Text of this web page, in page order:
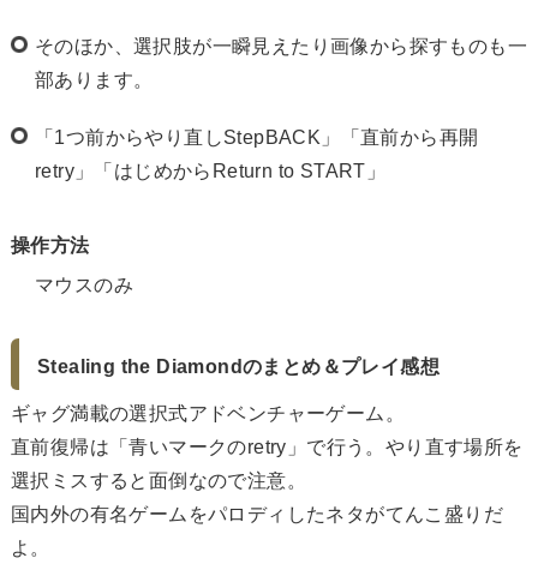
そのほか、選択肢が一瞬見えたり画像から探すものも一
部あります。
「1つ前からやり直しStepBACK」「直前から再開
retry」「はじめからReturn to START」
操作方法
マウスのみ
Stealing the Diamondのまとめ＆プレイ感想
ギャグ満載の選択式アドベンチャーゲーム。
直前復帰は「青いマークのretry」で行う。やり直す場所を
選択ミスすると面倒なので注意。
国内外の有名ゲームをパロディしたネタがてんこ盛りだ
よ。